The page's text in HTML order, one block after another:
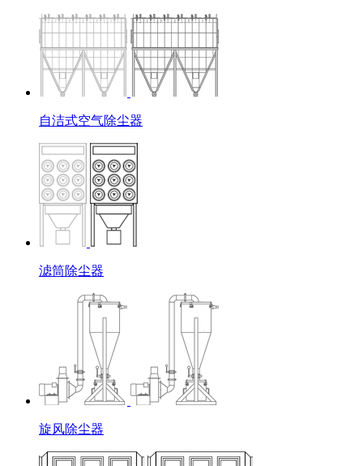
自洁式空气除尘器
滤筒除尘器
旋风除尘器